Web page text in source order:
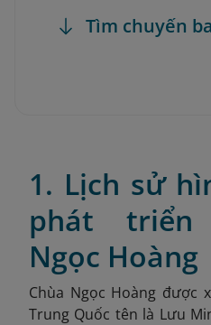
Tìm chuyến
1. Lịch sử
phát triển
Ngọc Hoàng
Chùa Ngọc Hoàng được
Trung Quốc tên là Lưu